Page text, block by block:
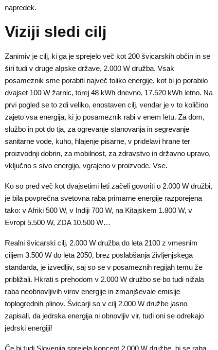
napredek.
Viziji sledi cilj
Zanimiv je cilj, ki ga je sprejelo več kot 200 švicarskih občin in se
širi tudi v druge alpske države, 2.000 W družba. Vsak
posameznik sme porabiti največ toliko energije, kot bi jo porabilo
dvajset 100 W žarnic, torej 48 kWh dnevno, 17.520 kWh letno. Na
prvi pogled se to zdi veliko, enostaven cilj, vendar je v to količino
zajeto vsa energija, ki jo posameznik rabi v enem letu. Za dom,
službo in pot do tja, za ogrevanje stanovanja in segrevanje
sanitarne vode, kuho, hlajenje pisarne, v pridelavi hrane ter
proizvodnji dobrin, za mobilnost, za zdravstvo in državno upravo,
vključno s sivo energijo, vgrajeno v proizvode. Vse.
Ko so pred več kot dvajsetimi leti začeli govoriti o 2.000 W družbi,
je bila povprečna svetovna raba primarne energije razporejena
tako: v Afriki 500 W, v Indiji 700 W, na Kitajskem 1.800 W, v
Evropi 5.500 W, ZDA 10.500 W…
Realni švicarski cilj, 2.000 W družba do leta 2100 z vmesnim
ciljem 3.500 W do leta 2050, brez poslabšanja življenjskega
standarda, je izvedljiv, saj so se v posameznih regijah temu že
približali. Hkrati s prehodom v 2.000 W družbo se bo tudi nižala
raba neobnovljivih virov energije in zmanjševale emisije
toplogrednih plinov. Švicarji so v cilj 2.000 W družbe jasno
zapisali, da jedrska energija ni obnovljiv vir, tudi oni se odrekajo
jedrski energiji!